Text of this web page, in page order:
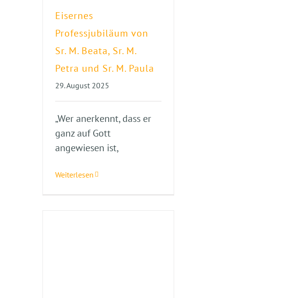
Eisernes
Professjubiläum von
Sr. M. Beata, Sr. M.
Petra und Sr. M. Paula
29. August 2025
„Wer anerkennt, dass er
ganz auf Gott
angewiesen ist,
Weiterlesen